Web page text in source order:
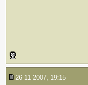
26-11-2007, 19:15